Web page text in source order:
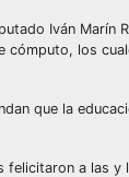
Iván Marín
cómputo, los
que la
felicitaron a las